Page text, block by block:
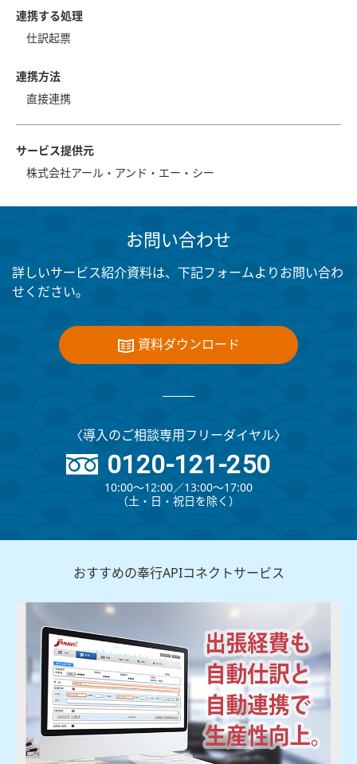
連携する処理
仕訳起票
連携方法
直接連携
サービス提供元
株式会社アール・アンド・エー・シー
お問い合わせ
詳しいサービス紹介資料は、下記フォームよりお問い合わ
せください。
資料ダウンロード
〈導入のご相談専用フリーダイヤル〉
0120-121-250
10:00～12:00∕13:00～17:00
（⼟・⽇・祝⽇を除く）
おすすめの奉行APIコネクトサービス